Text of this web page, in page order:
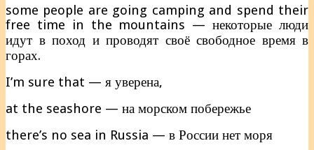
some people are going camping and spend their
free time in the mountains — некоторые люди
идут в поход и проводят своё свободное время в
горах.
I’m sure that — я уверена,
at the seashore — на морском побережье
there’s no sea in Russia — в России нет моря